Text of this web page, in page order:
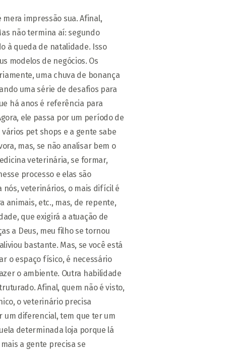
impressão sua. Afinal,
não termina aí: segundo
à queda de natalidade. Isso
modelos de negócios. Os
uma chuva de bonança
uma série de desafios para
há anos é referência para
ele passa por um período de
pet shops e a gente sabe
mas, se não analisar bem o
veterinária, se formar,
processo e elas são
nós, veterinários, o mais difícil é
animais, etc., mas, de repente,
que exigirá a atuação de
a Deus, meu filho se tornou
bastante. Mas, se você está
o espaço físico, é necessário
o ambiente. Outra habilidade
Afinal, quem não é visto,
o veterinário precisa
um diferencial, tem que ter um
determinada loja porque lá
a gente precisa se